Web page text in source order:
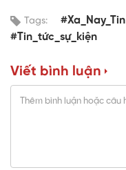
Tags:
#Xa_Nay_Tin
#Tin_tức_sự_kiện
Viết bình luận